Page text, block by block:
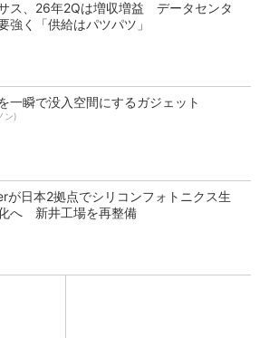
ス、26年2Qは増収増益 データセンタ
強く「供給はパツパツ」
一瞬で没入空間にするガジェット
ン)
が日本2拠点でシリコンフォトニクス生
へ 新井工場を再整備